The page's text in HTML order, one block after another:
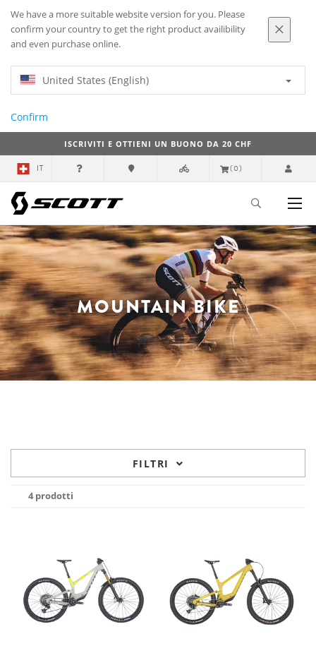
We have a more suitable website version for you. Please
confirm your country to get the right product availibility
and even purchase online.
United States (English)
Confirm
ISCRIVITI E OTTIENI UN BUONO DA 20 CHF
IT (0)
MOUNTAIN BIKE
FILTRI
4 prodotti